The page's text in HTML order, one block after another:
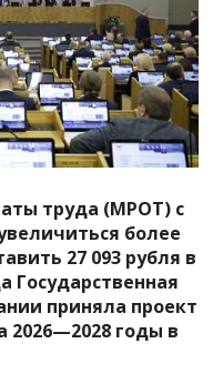
труда (МРОТ) с
более
27 093 рубля в
Государственная
приняла проект
годы в